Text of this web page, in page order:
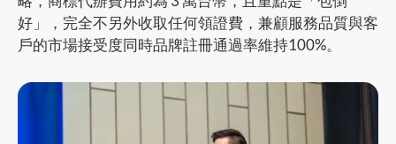
好」，完全不另外收取任何領證費，兼顧服務品質與客
戶的市場接受度同時品牌註冊通過率維持100%。